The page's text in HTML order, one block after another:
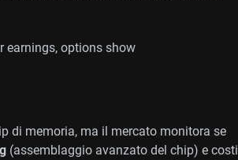
earnings, options show
di memoria, ma il mercato monitora se
(assemblaggio avanzato del chip) e costi